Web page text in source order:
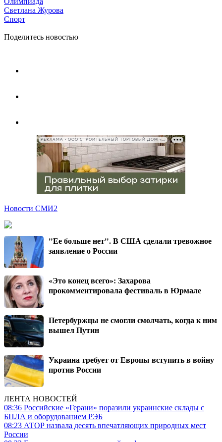
Светлана Журова
Спорт
Поделитесь новостью
РЕКЛАМА • ООО СТРОИТЕЛЬНЫЙ ТОРГОВЫЙ ДОМ «ПЕТРОВИЧ», ИНН 7802348846
Новости СМИ2
"Ее больше нет". В США сделали тревожное
заявление о России
«Это конец всего»: Захарова
прокомментировала фестиваль в Юрмале
Петербуржцы не смогли смолчать, когда к ним
вышел Путин
Украина требует от Европы вступить в войну
против России
ЛЕНТА НОВОСТЕЙ
08:36 Российские «Герани» поразили украинские склады с
БПЛА и оборудованием РЭБ
08:23 АТОР назвала десять впечатляющих природных мест
России